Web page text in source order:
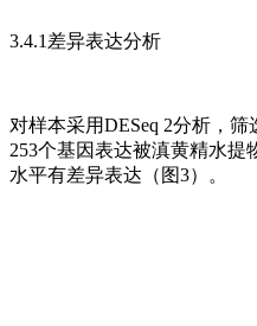
3.4.1差异表达分析
对样本采用DESeq 2分析，
253个基因表达被滇黄精水提
水平有差异表达（图3）。